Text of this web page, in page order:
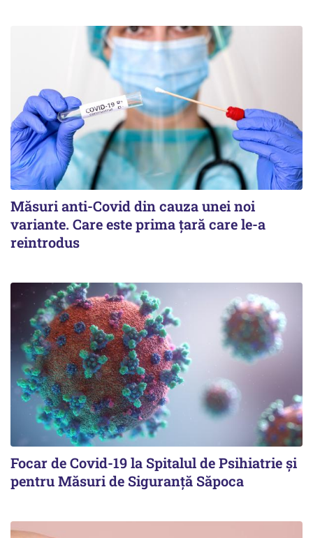
Măsuri anti-Covid din cauza unei noi
variante. Care este prima țară care le-a
reintrodus
Focar de Covid-19 la Spitalul de Psihiatrie şi
pentru Măsuri de Siguranţă Săpoca